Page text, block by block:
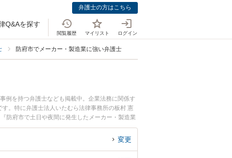
弁護士の方はこちら
Q&Aを探す
閲覧履歴 マイリスト ログイン
防府市でメーカー・製造業に強い弁護士
例を持つ弁護士なども掲載中。企業法務に関係す
。特に弁護士法人いたむら法律事務所の板村 憲
防府市で土日や夜間に発生したメーカー・製造業
相談無料でメーカー・製造業を法律相談できる防
変更